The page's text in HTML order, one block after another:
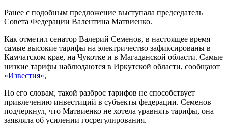
Ранее с подобным предложение выступала председатель
Совета Федерации Валентина Матвиенко.
Как отметил сенатор Валерий Семенов, в настоящее время
самые высокие тарифы на электричество зафиксированы в
Камчатском крае, на Чукотке и в Магаданской области. Самые
низкие тарифы наблюдаются в Иркутской области, сообщают
«Известия»,
По его словам, такой разброс тарифов не способствует
привлечению инвестиций в субъекты федерации. Семенов
подчеркнул, что Матвиенко не хотела уравнять тарифы, она
заявляла об усилении госрегулирования.